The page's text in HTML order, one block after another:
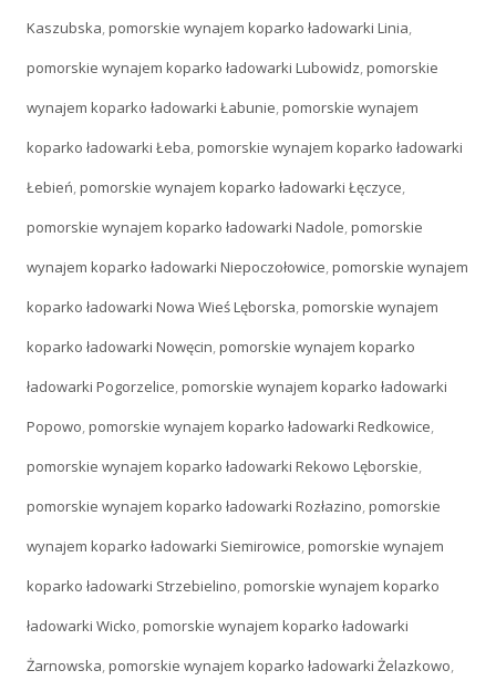
Kaszubska,pomorskie wynajem koparko ładowarki Linia,
pomorskie wynajem koparko ładowarki Lubowidz,pomorskie
wynajem koparko ładowarki Łabunie,pomorskie wynajem
koparko ładowarki Łeba,pomorskie wynajem koparko ładowarki
Łebień,pomorskie wynajem koparko ładowarki Łęczyce,
pomorskie wynajem koparko ładowarki Nadole,pomorskie
wynajem koparko ładowarki Niepoczołowice,pomorskie wynajem
koparko ładowarki Nowa Wieś Lęborska,pomorskie wynajem
koparko ładowarki Nowęcin,pomorskie wynajem koparko
ładowarki Pogorzelice,pomorskie wynajem koparko ładowarki
Popowo,pomorskie wynajem koparko ładowarki Redkowice,
pomorskie wynajem koparko ładowarki Rekowo Lęborskie,
pomorskie wynajem koparko ładowarki Rozłazino,pomorskie
wynajem koparko ładowarki Siemirowice,pomorskie wynajem
koparko ładowarki Strzebielino,pomorskie wynajem koparko
ładowarki Wicko,pomorskie wynajem koparko ładowarki
Żarnowska,pomorskie wynajem koparko ładowarki Żelazkowo,